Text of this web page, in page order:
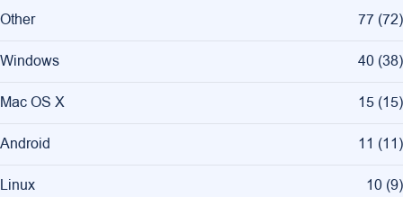
Other 77 (72)
Windows 40 (38)
Mac OS X 15 (15)
Android 11 (11)
Linux 10 (9)